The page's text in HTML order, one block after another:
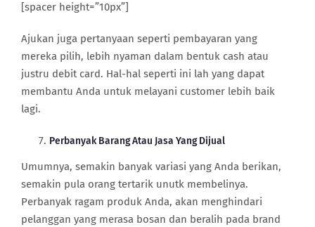
[spacer height=”10px”]
Ajukan juga pertanyaan seperti pembayaran yang
mereka pilih, lebih nyaman dalam bentuk cash atau
justru debit card. Hal-hal seperti ini lah yang dapat
membantu Anda untuk melayani customer lebih baik
lagi.
Perbanyak Barang Atau Jasa Yang Dijual
Umumnya, semakin banyak variasi yang Anda berikan,
semakin pula orang tertarik unutk membelinya.
Perbanyak ragam produk Anda, akan menghindari
pelanggan yang merasa bosan dan beralih pada brand